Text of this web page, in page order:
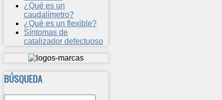
¿Qué es un
caudalímetro?
¿Qué es un flexible?
Síntomas de
catalizador defectuoso
BÚSQUEDA